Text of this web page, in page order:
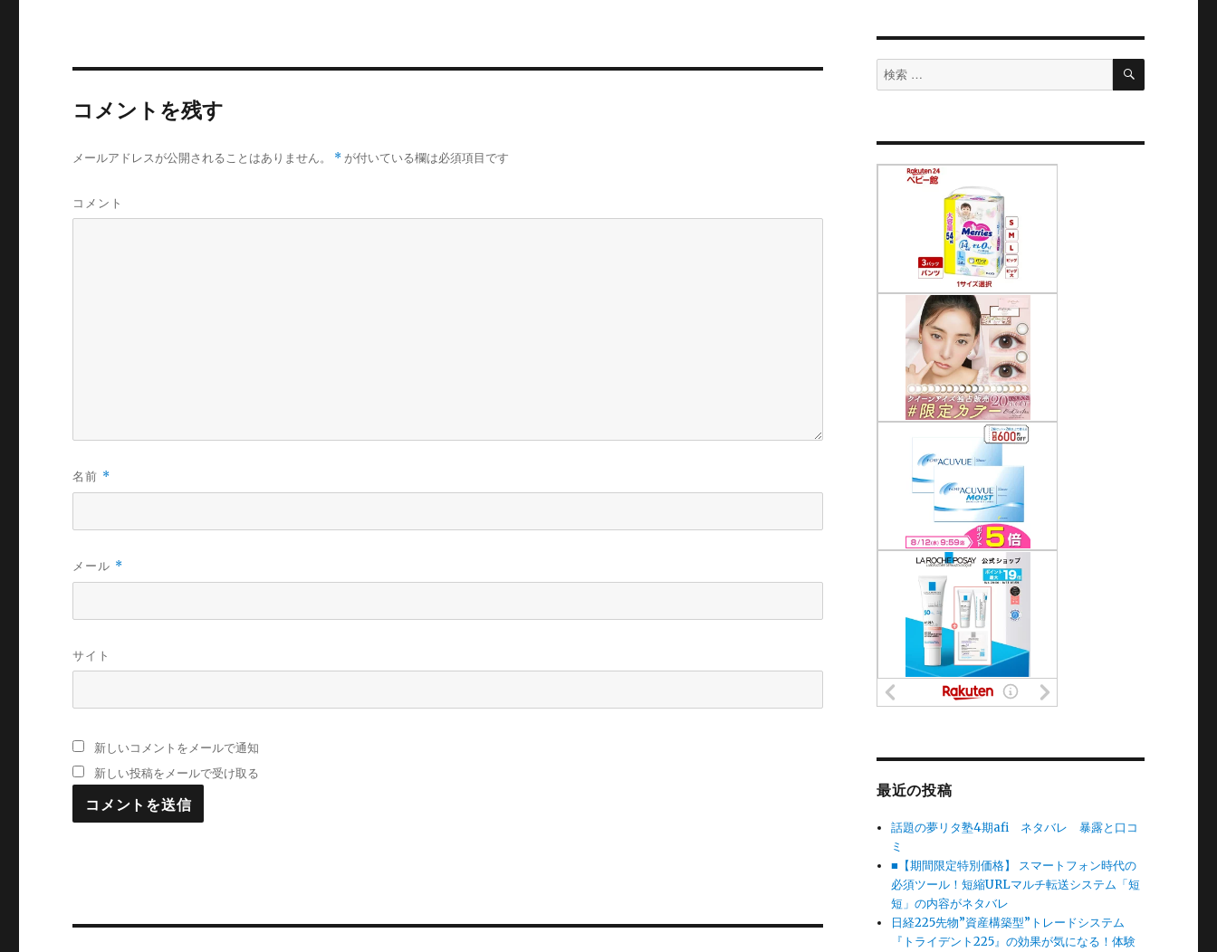
コメントを残す
メールアドレスが公開されることはありません。 * が付いている欄は必須項目です
コメント
名前 *
メール *
サイト
新しいコメントをメールで通知
新しい投稿をメールで受け取る
検
索
検
最近の投稿
話題の夢リタ塾4期afi ネタバレ 暴露と口コ
ミ
■【期間限定特別価格】 スマートフォン時代の
必須ツール！短縮URLマルチ転送システム「短
短」の内容がネタバレ
日経225先物”資産構築型”トレードシステム
『トライデント225』の効果が気になる！体験